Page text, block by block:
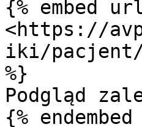
{% embed
<https://
iki/pacjent/
%}
Podgląd